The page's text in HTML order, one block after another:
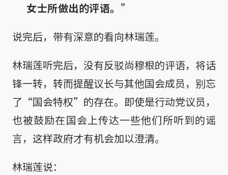
女士所做出的评语。”
说完后，带有深意的看向林瑞莲。
林瑞莲听完后，没有反驳尚穆根的评语，将话
锋一转，转而提醒议长与其他国会成员，别忘
了“国会特权”的存在。即使是行动党议员，
也被鼓励在国会上传达一些他们所听到的谣
言，这样政府才有机会加以澄清。
林瑞莲说：